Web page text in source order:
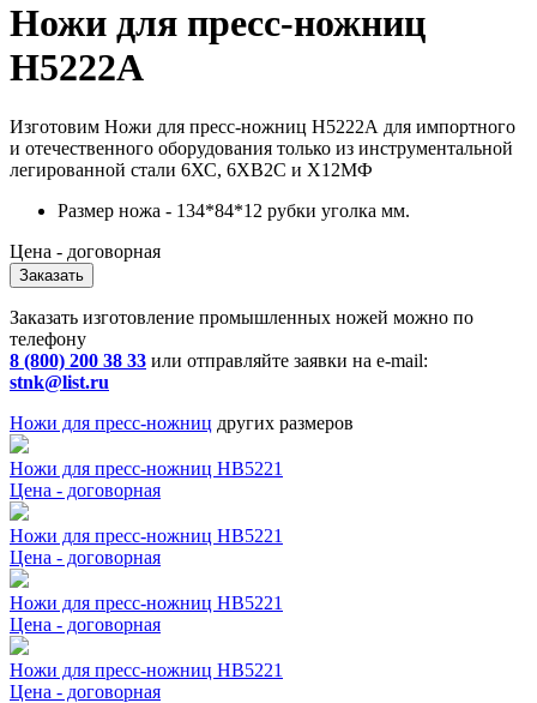
Ножи для пресс-ножниц
Н5222А
Изготовим Ножи для пресс-ножниц Н5222А для импортного
и отечественного оборудования только из инструментальной
легированной стали 6ХС, 6ХВ2С и Х12МФ
Размер ножа - 134*84*12 рубки уголка мм.
Цена - договорная
Заказать
Заказать изготовление промышленных ножей можно по
телефону
8 (800) 200 38 33 или отправляйте заявки на e-mail:
stnk@list.ru
Ножи для пресс-ножниц других размеров
Ножи для пресс-ножниц НВ5221
Цена - договорная
Ножи для пресс-ножниц НВ5221
Цена - договорная
Ножи для пресс-ножниц НВ5221
Цена - договорная
Ножи для пресс-ножниц НВ5221
Цена - договорная